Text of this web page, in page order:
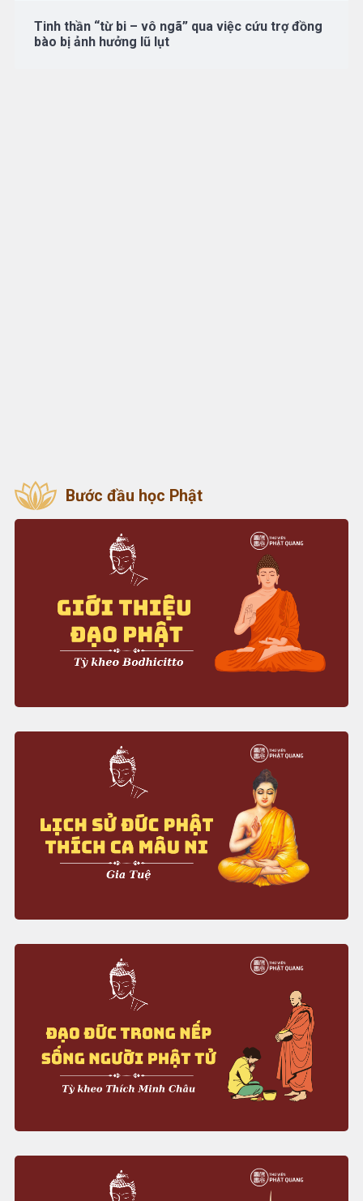
Tinh thần “từ bi – vô ngã” qua việc cứu trợ đồng
bào bị ảnh hưởng lũ lụt
Bước đầu học Phật